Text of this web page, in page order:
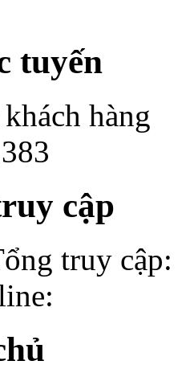
tuyến
hàng
cập
truy cập: